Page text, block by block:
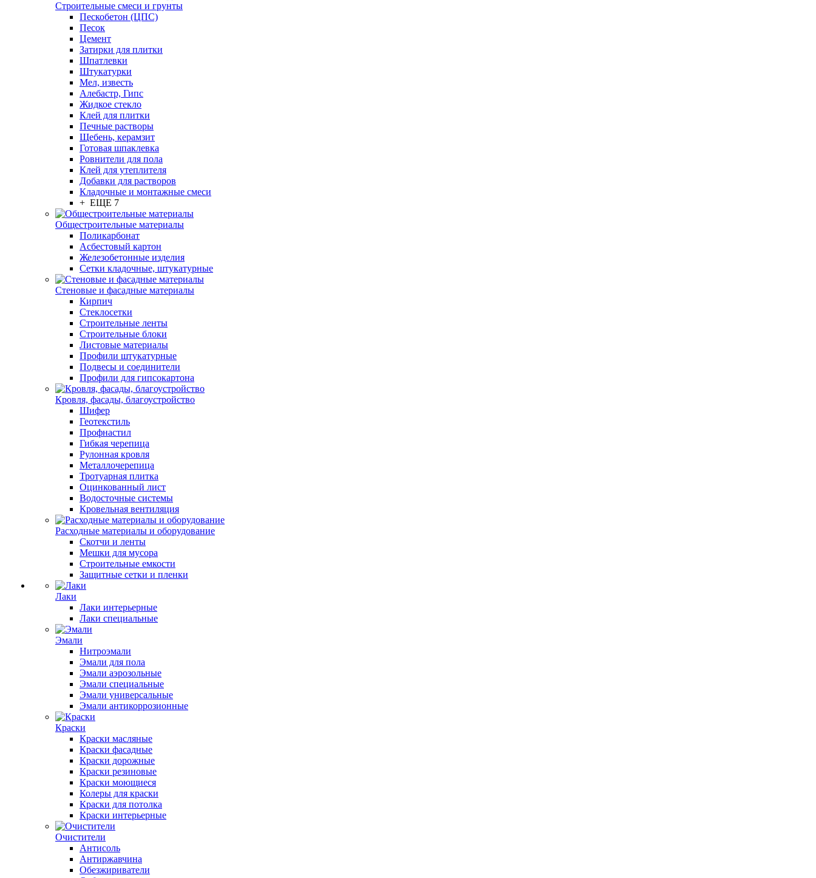
Строительные смеси и грунты
Пескобетон (ЦПС)
Песок
Цемент
Затирки для плитки
Шпатлевки
Штукатурки
Мел, известь
Алебастр, Гипс
Жидкое стекло
Клей для плитки
Печные растворы
Щебень, керамзит
Готовая шпаклевка
Ровнители для пола
Клей для утеплителя
Добавки для растворов
Кладочные и монтажные смеси
+ ЕЩЕ 7
Общестроительные материалы
Поликарбонат
Асбестовый картон
Железобетонные изделия
Сетки кладочные, штукатурные
Стеновые и фасадные материалы
Кирпич
Стеклосетки
Строительные ленты
Строительные блоки
Листовые материалы
Профили штукатурные
Подвесы и соединители
Профили для гипсокартона
Кровля, фасады, благоустройство
Шифер
Геотекстиль
Профнастил
Гибкая черепица
Рулонная кровля
Металлочерепица
Тротуарная плитка
Оцинкованный лист
Водосточные системы
Кровельная вентиляция
Расходные материалы и оборудование
Скотчи и ленты
Мешки для мусора
Строительные емкости
Защитные сетки и пленки
Лаки
Лаки интерьерные
Лаки специальные
Эмали
Нитроэмали
Эмали для пола
Эмали аэрозольные
Эмали специальные
Эмали универсальные
Эмали антикоррозионные
Краски
Краски масляные
Краски фасадные
Краски дорожные
Краски резиновые
Краски моющиеся
Колеры для краски
Краски для потолка
Краски интерьерные
Очистители
Антисоль
Антиржавчина
Обезжириватели